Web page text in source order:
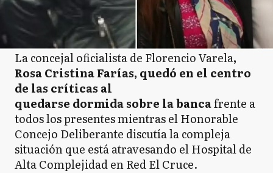
La concejal oficialista de Florencio Varela,
Rosa Cristina Farías, quedó en el centro
de las críticas al
quedarse dormida sobre la bancafrente a
todos los presentes mientras el Honorable
Concejo Deliberante discutía la compleja
situación que está atravesando el Hospital de
Alta Complejidad en Red El Cruce.